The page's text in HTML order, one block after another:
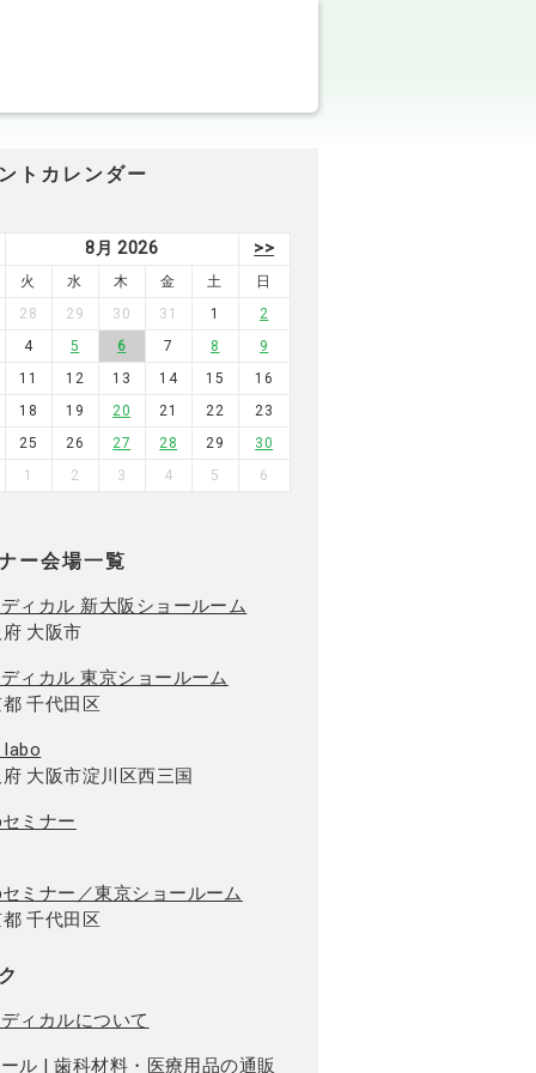
トカレンダー
8月 2026 >>
火 水 木 金 土
日
28
29 30 31 1
2
4
5 6 7 8
9
11
12 13 14 15
16
18
19 20 21 22
23
25
26 27 28 29
30
1
2 3 4 5 6
ー会場一覧
ィカル 新大阪ショールーム
大阪市
ィカル 東京ショールーム
千代田区
labo
大阪市淀川区西三国
ミナー
ミナー／東京ショールーム
千代田区
ィカルについて
ル | 歯科材料・医療用品の通販